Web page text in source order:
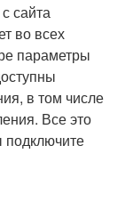
сайта
во всех
параметры
в том числе
Все это
подключите